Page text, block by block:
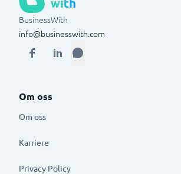
BusinessWith
info@businesswith.com
Om oss
Om oss
Karriere
Privacy Policy